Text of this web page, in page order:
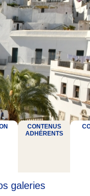
CONTENUS
ADHÉRENTS
galeries